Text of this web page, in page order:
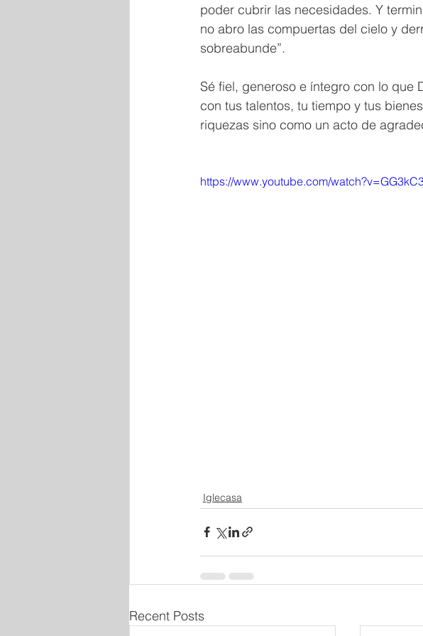
poder cubrir las necesidades. Y
no abro las compuertas del cielo y
sobreabunde”.
Sé fiel, generoso e íntegro con lo
con tus talentos, tu tiempo y tus
riquezas sino como un acto de
https://www.youtube.com/
Iglecasa
Recent Posts